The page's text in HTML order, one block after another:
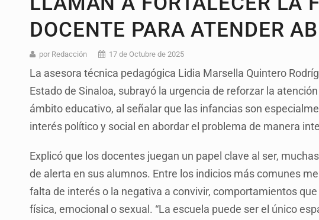
DOCENTE PARA ATENDER
por Redacción 17 de Octubre de 2025
La asesora técnica pedagógica Lidia Marsella Quintero
Estado de Sinaloa, subrayó la urgencia de reforzar la
ámbito educativo, al señalar que las infancias son
interés político y social en abordar el problema de manera
Explicó que los docentes juegan un papel clave al ser,
de alerta en sus alumnos. Entre los indicios más comunes
falta de interés o la negativa a convivir, comportamientos
física, emocional o sexual. “La escuela puede ser el único